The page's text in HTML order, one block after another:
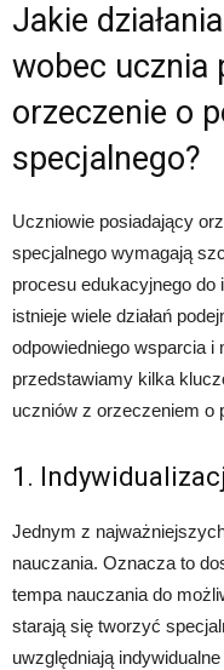
Jakie
wobec ucznia
orzeczenie o
specjalnego?
Uczniowie posiadający
specjalnego wymagają
procesu edukacyjnego
istnieje wiele działań
odpowiedniego wsparcia
przedstawiamy kilka
uczniów z orzeczeniem o
1.
Jednym z
nauczania. Oznacza to
tempa nauczania do
starają się tworzyć
uwzględniają